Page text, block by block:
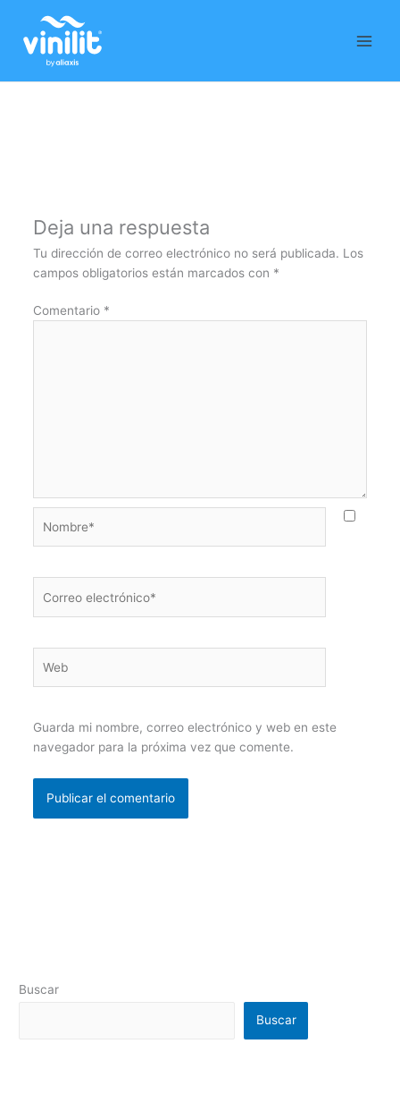
contenido
Deja una respuesta
Tu dirección de correo electrónico no será publicada. Los
campos obligatorios están marcados con *
Comentario *
electrónico*
Guarda mi nombre, correo electrónico y web en este
navegador para la próxima vez que comente.
Buscar
Buscar